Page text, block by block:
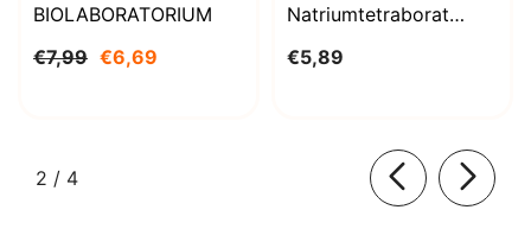
BIOLABORATORIUM
€7,99 €6,69
Natriumtetraborat
BioLaboratorium
€5,89
2 / von
4